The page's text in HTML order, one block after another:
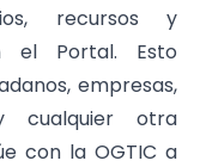
recursos y
el Portal. Esto
empresas,
cualquier otra
con la OGTIC a